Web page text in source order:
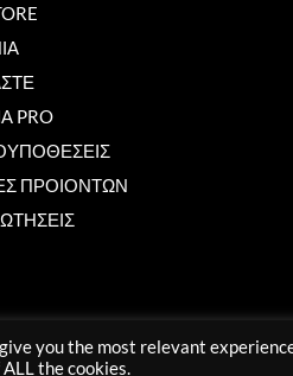
PRO
ΠΡΟΙΟΝΤΩΝ
you the most relevant
ALL the cookies.